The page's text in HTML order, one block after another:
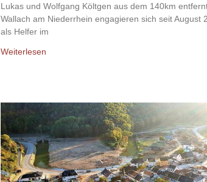
Lukas und Wolfgang Költgen aus dem 140km
Wallach am Niederrhein engagieren sich seit August
als Helfer im
Weiterlesen